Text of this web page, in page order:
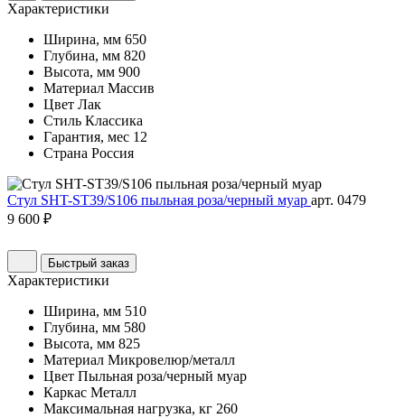
Характеристики
Ширина, мм 650
Глубина, мм 820
Высота, мм 900
Материал Массив
Цвет Лак
Стиль Классика
Гарантия, мес 12
Страна Россия
Стул SHT-ST39/S106 пыльная роза/черный муар арт. 0479
9 600 ₽
Быстрый заказ
Характеристики
Ширина, мм 510
Глубина, мм 580
Высота, мм 825
Материал Микровелюр/металл
Цвет Пыльная роза/черный муар
Каркас Металл
Максимальная нагрузка, кг 260